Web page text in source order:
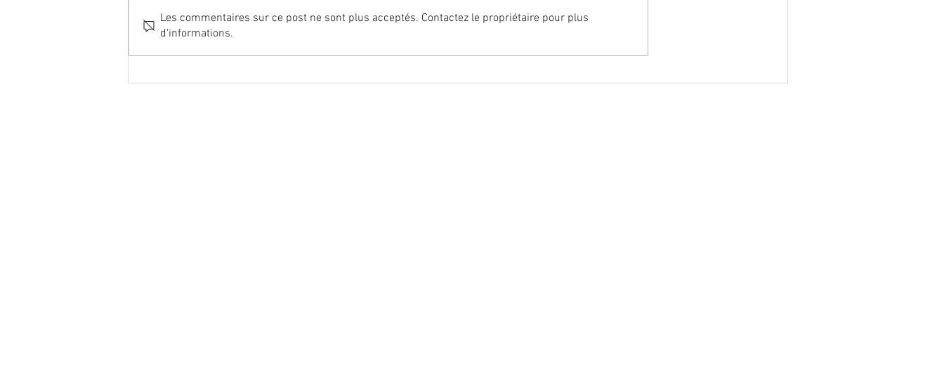
#stop carrefour 2030, stop
Le 1 avril, Toutes et tous en
La CGT ne se couche pas, la
Les commentaires sur ce post ne sont plus acceptés. Contactez le propriétaire pour plus
d'informations.